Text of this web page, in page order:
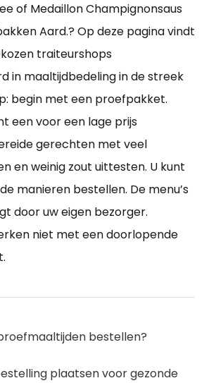
of Medaillon Champignonsaus
Aard.? Op deze pagina vindt
traiteurshops
in maaltijdbedeling in de streek
begin met een proefpakket.
een voor een lage prijs
gerechten met veel
en weinig zout uittesten. U kunt
manieren bestellen. De menu’s
door uw eigen bezorger.
niet met een doorlopende
bestellen?
plaatsen voor gezonde